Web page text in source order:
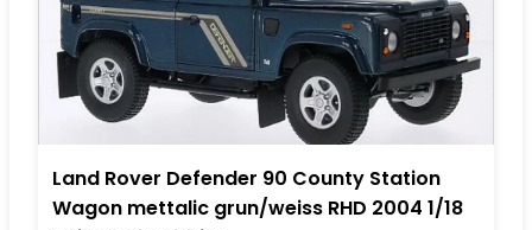
Land Rover Defender 90 County Station
Wagon mettalic grun/weiss RHD 2004 1/18